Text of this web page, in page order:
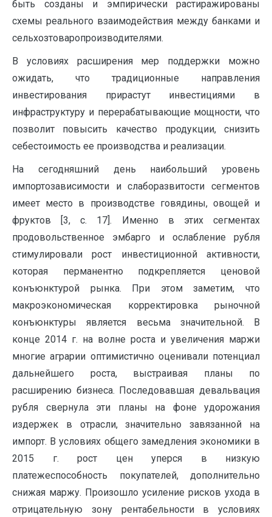
быть созданы и эмпирически растиражированы
схемы реального взаимодействия между банками и
сельхозтоваропроизводителями.
В условиях расширения мер поддержки можно
ожидать, что традиционные направления
инвестирования прирастут инвестициями в
инфраструктуру и перерабатывающие мощности, что
позволит повысить качество продукции, снизить
себестоимость ее производства и реализации.
На сегодняшний день наибольший уровень
импортозависимости и слаборазвитости сегментов
имеет место в производстве говядины, овощей и
фруктов [3, с. 17]. Именно в этих сегментах
продовольственное эмбарго и ослабление рубля
стимулировали рост инвестиционной активности,
которая перманентно подкрепляется ценовой
конъюнктурой рынка. При этом заметим, что
макроэкономическая корректировка рыночной
конъюнктуры является весьма значительной. В
конце 2014 г. на волне роста и увеличения маржи
многие аграрии оптимистично оценивали потенциал
дальнейшего роста, выстраивая планы по
расширению бизнеса. Последовавшая девальвация
рубля свернула эти планы на фоне удорожания
издержек в отрасли, значительно завязанной на
импорт. В условиях общего замедления экономики в
2015 г. рост цен уперся в низкую
платежеспособность покупателей, дополнительно
снижая маржу. Произошло усиление рисков ухода в
отрицательную зону рентабельности в условиях